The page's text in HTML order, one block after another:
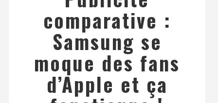
comparative :
Samsung se
moque des fans
d’Apple et ça